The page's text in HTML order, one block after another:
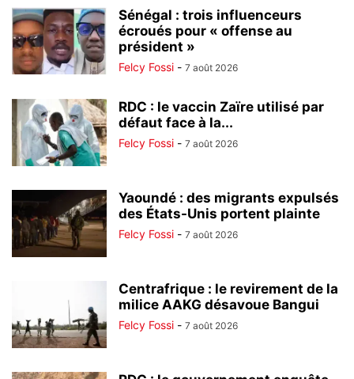
Sénégal : trois influenceurs
écroués pour « offense au
président »
Felcy Fossi - 7 août 2026
RDC : le vaccin Zaïre utilisé par
défaut face à la...
Felcy Fossi - 7 août 2026
Yaoundé : des migrants expulsés
des États-Unis portent plainte
Felcy Fossi - 7 août 2026
Centrafrique : le revirement de la
milice AAKG désavoue Bangui
Felcy Fossi - 7 août 2026